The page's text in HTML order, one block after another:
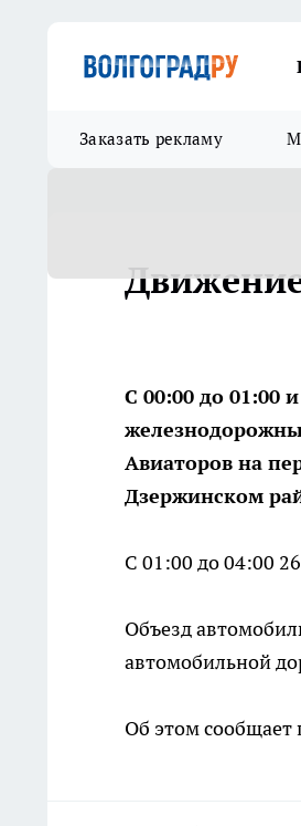
Заказать рекламу
С 00:00 до 01:00
Авиаторов на
Дзержинском
С 01:00 до 04:00
Объезд
автомобильной
Об этом сообщает